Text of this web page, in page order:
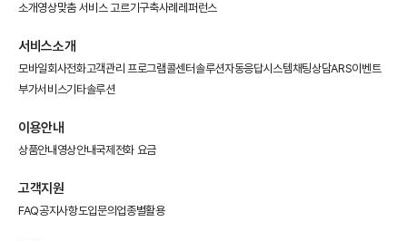
소개영상맞춤 서비스 고르기구축사례 레퍼런스
서비스소개
모바일회사전화고객관리 프로그램콜센터솔루션자동응답시스템채팅상담ARS이벤트
부가서비스기타솔루션
이용안내
상품안내 영상안내국제전화 요금
고객지원
FAQ공지사항도입문의 업종별활용